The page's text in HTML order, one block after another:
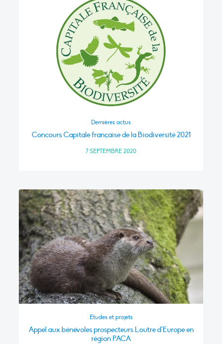
Dernières actus
Concours Capitale française de la Biodiversité 2021
7 SEPTEMBRE 2020
Etudes et projets
Appel aux bénévoles prospecteurs Loutre d’Europe en
région PACA